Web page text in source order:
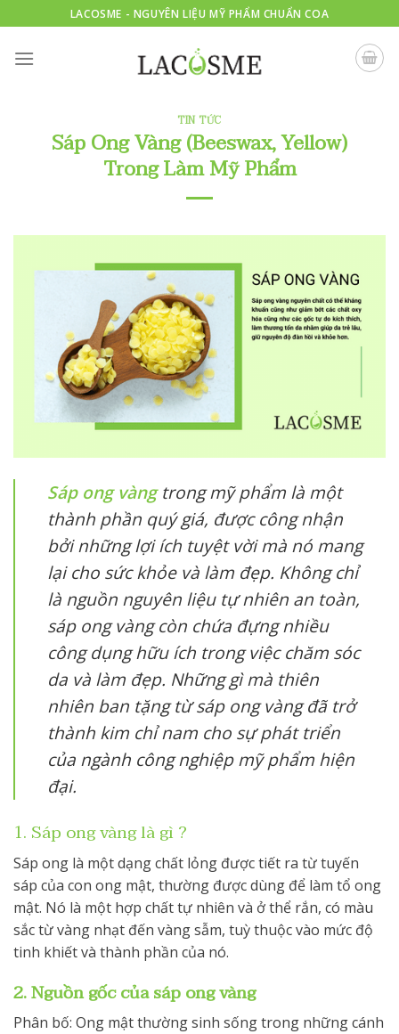
to
content
LACOSME - NGUYÊN LIỆU MỸ PHẨM CHUẨN COA
TIN TỨC
Sáp Ong Vàng (Beeswax, Yellow)
Trong Làm Mỹ Phẩm
Sáp ong vàngtrong mỹ phẩm là một
thành phần quý giá, được công nhận
bởi những lợi ích tuyệt vời mà nó mang
lại cho sức khỏe và làm đẹp. Không chỉ
là nguồn nguyên liệu tự nhiên an toàn,
sáp ong vàng còn chứa đựng nhiều
công dụng hữu ích trong việc chăm sóc
da và làm đẹp. Những gì mà thiên
nhiên ban tặng từ sáp ong vàng đã trở
thành kim chỉ nam cho sự phát triển
của ngành công nghiệp mỹ phẩm hiện
đại.
1. Sáp ong vàng là gì ?
Sáp ong là một dạng chất lỏng được tiết ra từ tuyến
sáp của con ong mật, thường được dùng để làm tổ ong
mật. Nó là một hợp chất tự nhiên và ở thể rắn, có màu
sắc từ vàng nhạt đến vàng sẫm, tuỳ thuộc vào mức độ
tinh khiết và thành phần của nó.
2. Nguồn gốc của sáp ong vàng
Phân bố: Ong mật thường sinh sống trong những cánh